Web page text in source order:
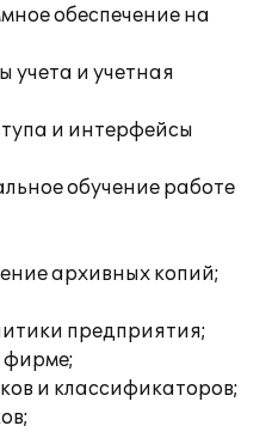
обеспечение на
учета и учетная
и интерфейсы
обучение работе
архивных копий;
предприятия;
фирме;
и классификаторов;